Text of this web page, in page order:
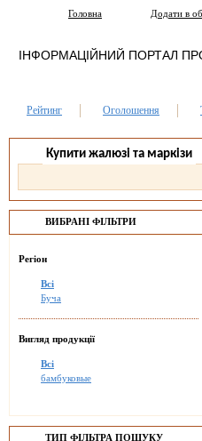
Головна Додати в
ІНФОРМАЦІЙНИЙ ПОРТАЛ
Рейтинг Оголошення
Купити жалюзі та маркізи
ВИБРАНІ ФІЛЬТРИ
Регіон
Всі
Буча
Вигляд продукції
Всі
бамбуковые
ТИП ФІЛЬТРА ПОШУКУ